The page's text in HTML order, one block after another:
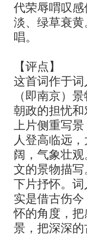
代荣辱喟叹
淡、绿草衰
唱。
【评点】
这首词作于
（即南京）
朝政的担忧和
上片侧重写
人登高临远
阔，气象壮
文的景物描
下片抒怀。词
实是借古伤
怀的角度，把
景，把深深